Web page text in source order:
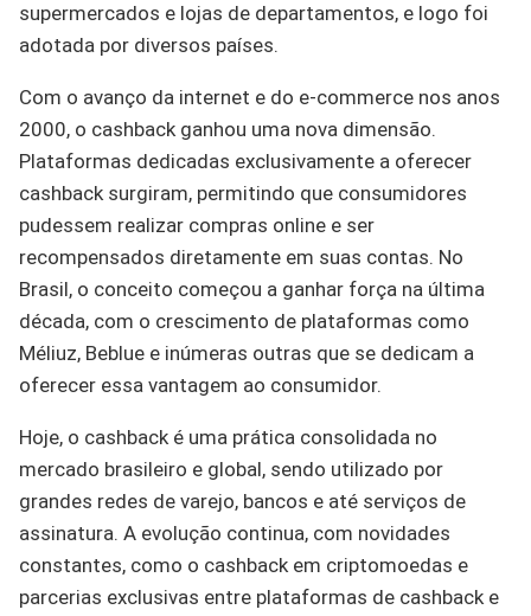
supermercados e lojas de departamentos, e logo foi
adotada por diversos países.
Com o avanço da internet e do e-commerce nos anos
2000, o cashback ganhou uma nova dimensão.
Plataformas dedicadas exclusivamente a oferecer
cashback surgiram, permitindo que consumidores
pudessem realizar compras online e ser
recompensados diretamente em suas contas. No
Brasil, o conceito começou a ganhar força na última
década, com o crescimento de plataformas como
Méliuz, Beblue e inúmeras outras que se dedicam a
oferecer essa vantagem ao consumidor.
Hoje, o cashback é uma prática consolidada no
mercado brasileiro e global, sendo utilizado por
grandes redes de varejo, bancos e até serviços de
assinatura. A evolução continua, com novidades
constantes, como o cashback em criptomoedas e
parcerias exclusivas entre plataformas de cashback e